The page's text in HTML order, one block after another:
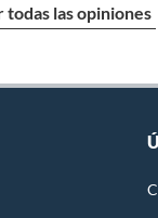
todas las opiniones